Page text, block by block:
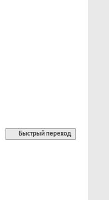
Быстрый переход